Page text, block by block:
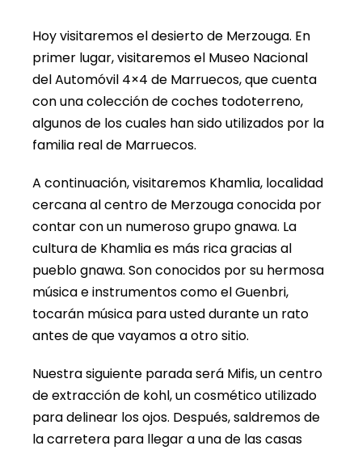
Hoy visitaremos el desierto de Merzouga. En
primer lugar, visitaremos el Museo Nacional
del Automóvil 4×4 de Marruecos, que cuenta
con una colección de coches todoterreno,
algunos de los cuales han sido utilizados por la
familia real de Marruecos.
A continuación, visitaremos Khamlia, localidad
cercana al centro de Merzouga conocida por
contar con un numeroso grupo gnawa. La
cultura de Khamlia es más rica gracias al
pueblo gnawa. Son conocidos por su hermosa
música e instrumentos como el Guenbri,
tocarán música para usted durante un rato
antes de que vayamos a otro sitio.
Nuestra siguiente parada será Mifis, un centro
de extracción de kohl, un cosmético utilizado
para delinear los ojos. Después, saldremos de
la carretera para llegar a una de las casas